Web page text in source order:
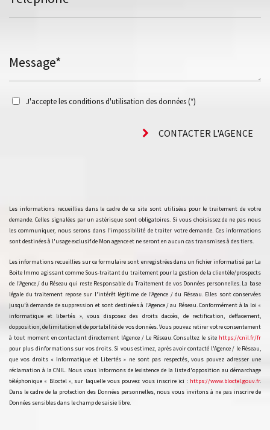
Message*
J'accepte les conditions d'utilisation des données (*)
CONTACTER L'AGENCE
Les informations recueillies dans le cadre de ce site sont utilisées pour le traitement de votre
demande. Celles signalées par un astérisque sont obligatoires. Si vous choisissez de ne pas nous
les communiquer, nous serons dans l'impossibilité de traiter votre demande. Ces informations
sont destinées à l'usage exclusif de Mon agence et ne seront en aucun cas transmises à des tiers.
Les informations recueillies sur ce formulaire sont enregistrées dans un fichier informatisé par La
Boite Immo agissant comme Sous-traitant du traitement pour la gestion de la clientèle/prospects
de l'Agence / du Réseau qui reste Responsable du Traitement de vos Données personnelles. La base
légale du traitement repose sur l'intérêt légitime de l'Agence / du Réseau. Elles sont conservées
jusqu'à demande de suppression et sont destinées à l'Agence / au Réseau. Conformément à la loi «
informatique et libertés », vous disposez des droits daccès, de rectification, deffacement,
dopposition, de limitation et de portabilité de vos données. Vous pouvez retirer votre consentement
à tout moment en contactant directement lAgence / Le Réseau. Consultez le site https://cnil.fr/fr
pour plus dinformations sur vos droits. Si vous estimez, après avoir contacté l'Agence / le Réseau,
que vos droits « Informatique et Libertés » ne sont pas respectés, vous pouvez adresser une
réclamation à la CNIL. Nous vous informons de lexistence de la liste d'opposition au démarchage
téléphonique « Bloctel », sur laquelle vous pouvez vous inscrire ici : https://www.bloctel.gouv.fr.
Dans le cadre de la protection des Données personnelles, nous vous invitons à ne pas inscrire de
Données sensibles dans le champ de saisie libre.